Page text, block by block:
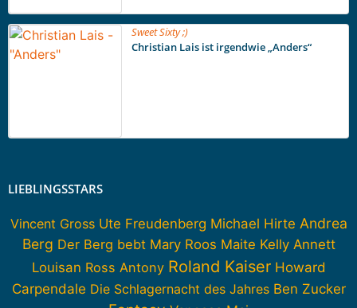
Sweet Sixty ;)
Christian Lais ist irgendwie „Anders“
LIEBLINGSSTARS
Vincent Gross Ute Freudenberg Michael Hirte Andrea
Berg Der Berg bebt Mary Roos Maite Kelly Annett
Louisan Ross Antony Roland Kaiser Howard
Carpendale Die Schlagernacht des Jahres Ben Zucker